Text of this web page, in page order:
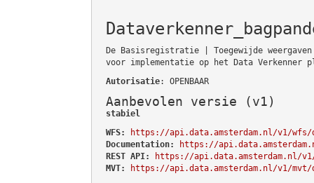
De Basisregistratie | Toegewijde
voor implementatie op het Data Verkenner
Autorisatie: OPENBAAR
Aanbevolen versie (v1)
stabiel
WFS:
https://api.data.amsterdam.nl/v1/wfs/
Documentation:
https://
REST API:
https://api.data.amsterdam.nl/v1/
MVT:
https://api.data.amsterdam.nl/v1/mvt/